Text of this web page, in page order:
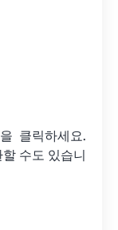
클릭하세요.
수도 있습니